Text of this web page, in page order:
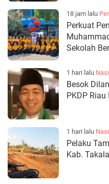
18 jam lalu
Perkuat
Sekolah
1 hari lalu
Besok
PKDP
1 hari lalu
Pelaku
Kab.